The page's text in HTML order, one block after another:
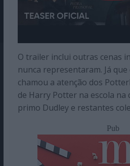
O trailer inclui outras cenas
nunca representaram. Já
chamou a atenção dos
de Harry Potter na escola na
primo Dudley e restantes
Pub